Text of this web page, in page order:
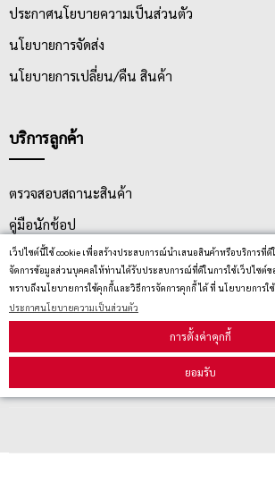
เว็ปไซต์นี้ใช้ cookie เพื่อสร้างประสบการณ์นำเสนอสินค้าหรือบริการที่
จัดการข้อมูลส่วนบุคคลให้ท่านได้รับประสบการณ์ที่ดีในการใช้เว็ปไซต์ข
ทราบถึงนโยบายการใช้คุกกี้และวิธีการจัดการคุกกี้ ได้ ที่ นโยบายการใช้
ประกาศนโยบายความเป็นส่วนตัว
การตั้งค่าคุกกี้
ยอมรับ
ประกาศนโยบายความเป็นส่วนตัว
นโยบายการจัดส่ง
นโยบายการเปลี่ยน/คืน สินค้า
บริการลูกค้า
ตรวจสอบสถานะสินค้า
คู่มือนักช้อป
วิธีลบคุกกี้
สมัครรับข่าวสาร
รับข่าวสาร